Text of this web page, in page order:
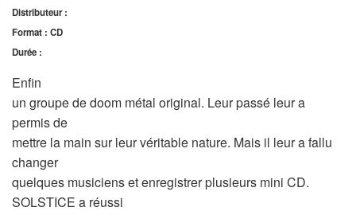
Distributeur :
Format : CD
Durée :
Enfin
un groupe de doom métal original. Leur passé leur a
permis de
mettre la main sur leur véritable nature. Mais il leur a fallu
changer
quelques musiciens et enregistrer plusieurs mini CD.
SOLSTICE a réussi